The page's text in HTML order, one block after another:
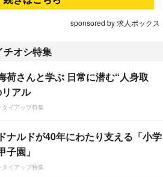
sponsored by 求人ボックス
チオシ特集
荷さんと学ぶ 日常に潜む“人身取
アル
タイアップ特集
ナルドが40年にわたり支える「小学
子園」
タイアップ特集